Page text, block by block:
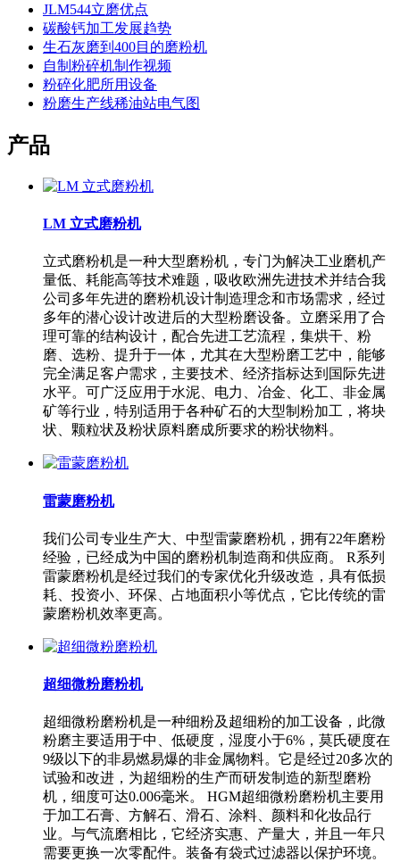
JLM544立磨优点
碳酸钙加工发展趋势
生石灰磨到400目的磨粉机
自制粉碎机制作视频
粉碎化肥所用设备
粉磨生产线稀油站电气图
产品
LM 立式磨粉机
立式磨粉机是一种大型磨粉机，专门为解决工业磨机产
量低、耗能高等技术难题，吸收欧洲先进技术并结合我
公司多年先进的磨粉机设计制造理念和市场需求，经过
多年的潜心设计改进后的大型粉磨设备。立磨采用了合
理可靠的结构设计，配合先进工艺流程，集烘干、粉
磨、选粉、提升于一体，尤其在大型粉磨工艺中，能够
完全满足客户需求，主要技术、经济指标达到国际先进
水平。可广泛应用于水泥、电力、冶金、化工、非金属
矿等行业，特别适用于各种矿石的大型制粉加工，将块
状、颗粒状及粉状原料磨成所要求的粉状物料。
雷蒙磨粉机
我们公司专业生产大、中型雷蒙磨粉机，拥有22年磨粉
经验，已经成为中国的磨粉机制造商和供应商。 R系列
雷蒙磨粉机是经过我们的专家优化升级改造，具有低损
耗、投资小、环保、占地面积小等优点，它比传统的雷
蒙磨粉机效率更高。
超细微粉磨粉机
超细微粉磨粉机是一种细粉及超细粉的加工设备，此微
粉磨主要适用于中、低硬度，湿度小于6%，莫氏硬度在
9级以下的非易燃易爆的非金属物料。它是经过20多次的
试验和改进，为超细粉的生产而研发制造的新型磨粉
机，细度可达0.006毫米。 HGM超细微粉磨粉机主要用
于加工石膏、方解石、滑石、涂料、颜料和化妆品行
业。与气流磨相比，它经济实惠、产量大，并且一年只
需要更换一次零配件。装备有袋式过滤器以保护环境。